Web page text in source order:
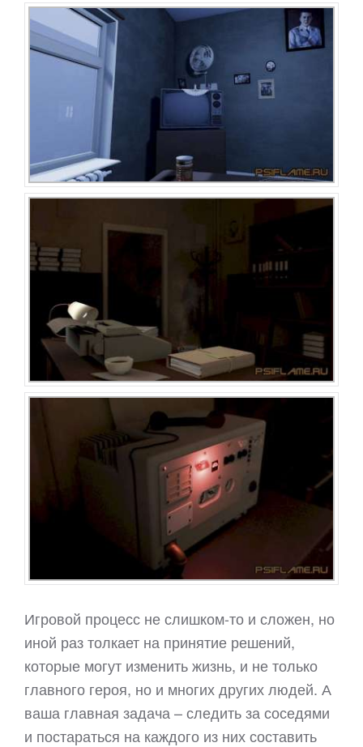
Игровой процесс не слишком-то и сложен, но
иной раз толкает на принятие решений,
которые могут изменить жизнь, и не только
главного героя, но и многих других людей. А
ваша главная задача – следить за соседями
и постараться на каждого из них составить